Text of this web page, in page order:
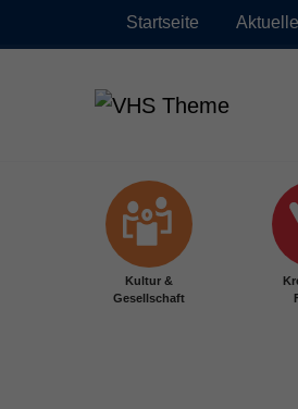
Startseite
Kultur &
Gesellschaft